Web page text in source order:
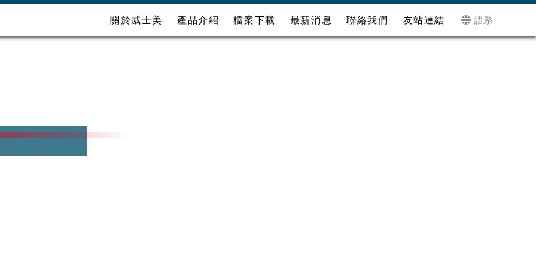
關於威士美 產品介紹 檔案下載 最新消息 聯絡我們 友站連結 語系